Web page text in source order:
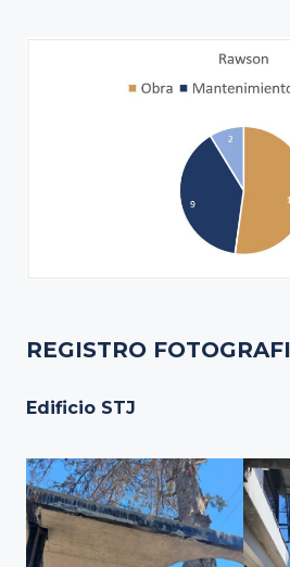
REGISTRO
Edificio STJ